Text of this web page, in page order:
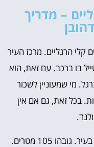
– מדריך
קלי הרגליים. מרכז העיר
בו ברכב. עם זאת, הוא
מי שמעוניין לשכור
בכל זאת, גם אם אין
דה אדמירנט הוא המגדל הגבוה ביותר בעיר. גובהו 105 מטרים.